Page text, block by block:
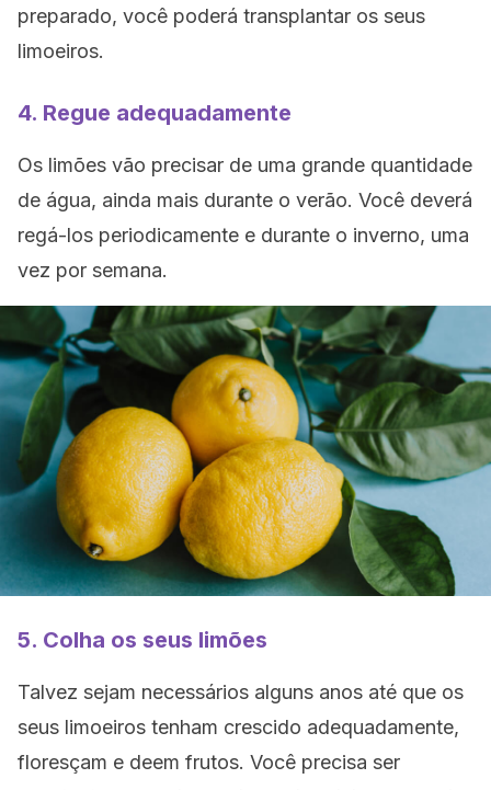
preparado, você poderá transplantar os seus
limoeiros.
4. Regue adequadamente
Os limões vão precisar de uma grande quantidade
de água, ainda mais durante o verão. Você deverá
regá-los periodicamente e durante o inverno, uma
vez por semana.
5. Colha os seus limões
Talvez sejam necessários alguns anos até que os
seus limoeiros tenham crescido adequadamente,
floresçam e deem frutos. Você precisa ser